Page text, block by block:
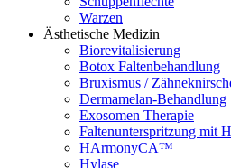
Warzen
Ästhetische Medizin
Biorevitalisierung
Botox Faltenbehandlung
Bruxismus /
Dermamelan-Behandlung
Exosomen Therapie
Faltenunterspritzung mit
HArmonyCA™
Hylase